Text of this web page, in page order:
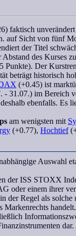
faktisch
auf Sicht von fünf
der Titel
des Kurses
Punkte). Der
beträgt historisch
(+0.45) ist
- 31.07.) im Bereich
ebenfalls. Es
am wenigsten mit
(+0.77), Hochtief
Auswahl
ISS STOXX
oder einem ihrer
der Regel als
Markenrechts